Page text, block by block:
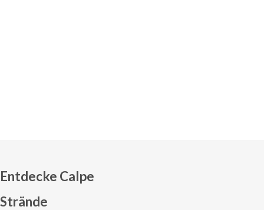
Entdecke Calpe
Strände